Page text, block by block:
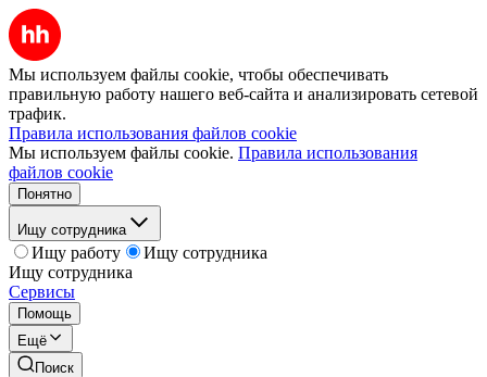
Мы используем файлы cookie, чтобы обеспечивать
правильную работу нашего веб-сайта и анализировать сетевой
трафик.
Правила использования файлов cookie
Мы используем файлы cookie. Правила использования
файлов cookie
Понятно
Ищу сотрудника
Ищу работу
Ищу сотрудника
Ищу сотрудника
Сервисы
Помощь
Ещё
Поиск